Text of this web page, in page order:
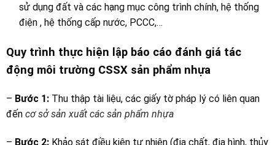
sử dụng đất và các hạng mục công trình chính, hệ thống
điện , hệ thống cấp nước, PCCC,…
Quy trình thực hiện lập báo cáo đánh giá tác
động môi trường CSSX sản phẩm nhựa
– Bước 1:Thu thập tài liệu, các giấy tờ pháp lý có liên quan
đến cơ sở sản xuất các sản phẩm nhựa
– Bước 2:Khảo sát điều kiện tự nhiên (địa chất, địa hình, thủy